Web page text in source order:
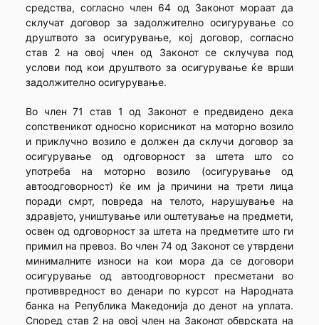
средства, согласно член 64 од Законот мораат да
склучат договор за задолжително осигурување со
друштвото за осигурување, кој договор, согласно
став 2 на овој член од Законот се склучува под
услови под кои друштвото за осигурување ќе врши
задолжително осигурување.
Во член 71 став 1 од Законот е предвидено дека
сопственикот односно корисникот на моторно возило
и приклучно возило е должен да склучи договор за
осигурување од одговорност за штета што со
употреба на моторно возило (осигурување од
автоодговорност) ќе им ја причини на трети лица
поради смрт, повреда на телото, нарушување на
здравјето, уништување или оштетување на предмети,
освен од одговорност за штета на предметите што ги
примил на превоз. Во член 74 од Законот се утврдени
минималните износи на кои мора да се договори
осигурување од автоодговорност пресметани во
противвредност во денари по курсот на Народната
банка на Република Македонија до денот на уплата.
Според став 2 на овој член на Законот обврската на